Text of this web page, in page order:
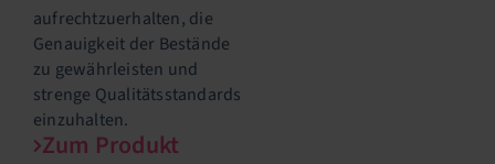
aufrechtzuerhalten, die
Genauigkeit der Bestände
zu gewährleisten und
strenge Qualitätsstandards
einzuhalten.
Zum Produkt